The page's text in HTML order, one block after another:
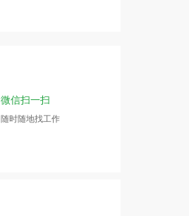
微信扫一扫
随时随地找工作